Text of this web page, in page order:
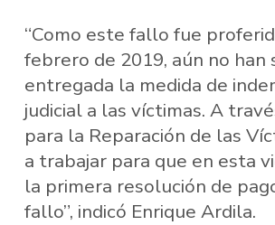
“Como este fallo fue
febrero de 2019, aún no han
entregada la medida de
judicial a las víctimas. A
para la Reparación de las
a trabajar para que en esta
la primera resolución de
fallo”, indicó Enrique Ardila.